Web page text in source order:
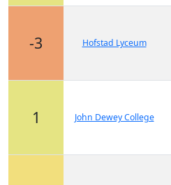
-3 Hofstad Lyceum
1 John Dewey College